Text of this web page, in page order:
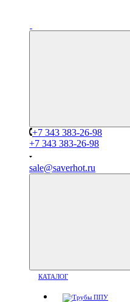
+7 343 383-26-98
+7 343 383-26-98
sale@saverhot.ru
КАТАЛОГ